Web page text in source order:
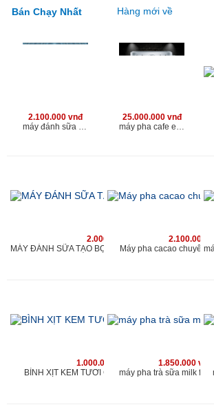
Bán Chạy Nhất Hàng mới về
2.100.000 vnđ
máy đánh sữa tạo bọt chuyên nghiệp cho quán
25.000.000 vnđ
máy pha cafe espresso chuyên nghiệp kahchan
2.000.000 vnđ
MÁY ĐÁNH SỮA TẠO BỌT
2.100.000
Máy pha cacao chuyên
1.000.000 vnđ
BÌNH XỊT KEM TƯƠI CAO CẤP KAHCHAN
1.850.000 vnđ
máy pha trà sữa milk